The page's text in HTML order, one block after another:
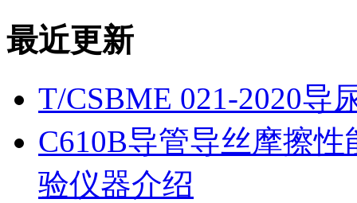
最近更新
T/CSBME 021-2020导
C610B导管导丝摩擦
验仪器介绍